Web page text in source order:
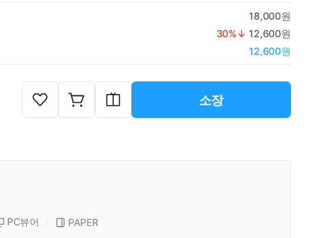
18,000원
30%↓ 12,600원
12,600원
소장
PC뷰어
PAPER